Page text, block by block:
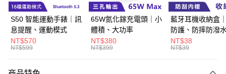
悠遊付
Google Pay
ATM付款
S50 智能運動手錶｜訊
息提醒、運動模式
NT$570
NT$599
65W氮化鎵充電頭｜小
體積、大功率
NT$380
NT$399
藍牙耳機收納盒
防護、防摔防潑
NT$38
NT$39